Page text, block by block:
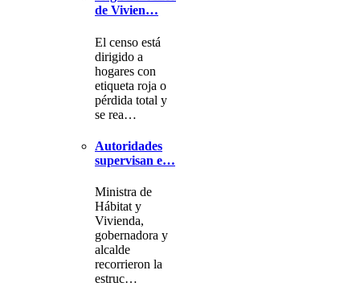
de Vivien…
El censo está
dirigido a
hogares con
etiqueta roja o
pérdida total y
se rea…
Autoridades
supervisan e…
Ministra de
Hábitat y
Vivienda,
gobernadora y
alcalde
recorrieron la
estruc…